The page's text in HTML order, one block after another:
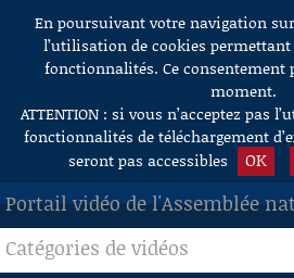
Aller au contenu
En poursuivant votre navigation
l’utilisation de cookies permettant
fonctionnalités. Ce consentement
moment.
ATTENTION : si vous n’acceptez pas
fonctionnalités de téléchargement
seront pas accessibles
OK
Portail vidéo de l'Assemblée
ACCUEIL
Catégories de vidéos